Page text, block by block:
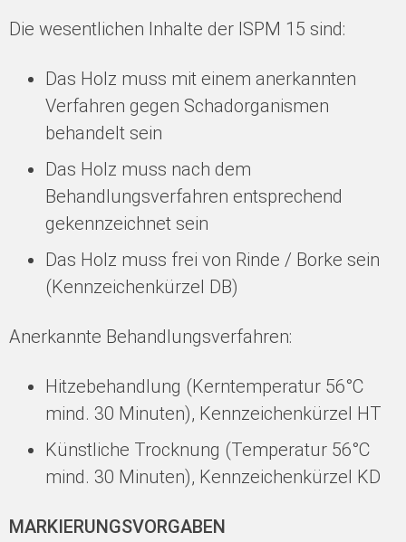
Die wesentlichen Inhalte der ISPM 15 sind:
Das Holz muss mit einem anerkannten
Verfahren gegen Schadorganismen
behandelt sein
Das Holz muss nach dem
Behandlungsverfahren entsprechend
gekennzeichnet sein
Das Holz muss frei von Rinde / Borke sein
(Kennzeichenkürzel DB)
Anerkannte Behandlungsverfahren:
Hitzebehandlung (Kerntemperatur 56°C
mind. 30 Minuten), Kennzeichenkürzel HT
Künstliche Trocknung (Temperatur 56°C
mind. 30 Minuten), Kennzeichenkürzel KD
MARKIERUNGSVORGABEN